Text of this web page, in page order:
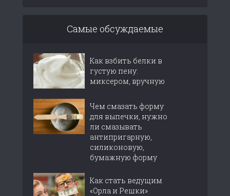
Самые обсуждаемые
Как взбить белки в
густую пену:
миксером, вручную
Чем смазать форму
для выпечки, нужно
ли смазывать
антипригарную,
силиконовую,
бумажную форму
Как стать ведущим
«Орла и Решки»